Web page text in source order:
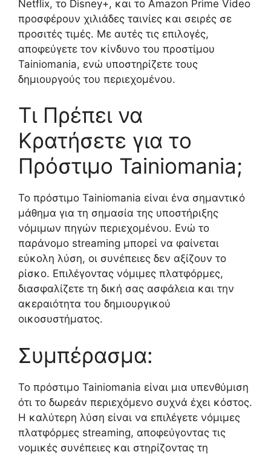
Netflix, το Disney+, και το Amazon Prime Video
προσφέρουν χιλιάδες ταινίες και σειρές σε
προσιτές τιμές. Με αυτές τις επιλογές,
αποφεύγετε τον κίνδυνο του προστίμου
Tainiomania, ενώ υποστηρίζετε τους
δημιουργούς του περιεχομένου.
Τι Πρέπει να
Κρατήσετε για το
Πρόστιμο Tainiomania;
Το πρόστιμο Tainiomania είναι ένα σημαντικό
μάθημα για τη σημασία της υποστήριξης
νόμιμων πηγών περιεχομένου. Ενώ το
παράνομο streaming μπορεί να φαίνεται
εύκολη λύση, οι συνέπειες δεν αξίζουν το
ρίσκο. Επιλέγοντας νόμιμες πλατφόρμες,
διασφαλίζετε τη δική σας ασφάλεια και την
ακεραιότητα του δημιουργικού
οικοσυστήματος.
Συμπέρασμα:
Το πρόστιμο Tainiomania είναι μια υπενθύμιση
ότι το δωρεάν περιεχόμενο συχνά έχει κόστος.
Η καλύτερη λύση είναι να επιλέγετε νόμιμες
πλατφόρμες streaming, αποφεύγοντας τις
νομικές συνέπειες και στηρίζοντας τη